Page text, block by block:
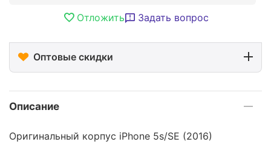
Отложить Задать вопрос
Оптовые скидки
Описание
Оригинальный корпус iPhone 5s/SE (2016)